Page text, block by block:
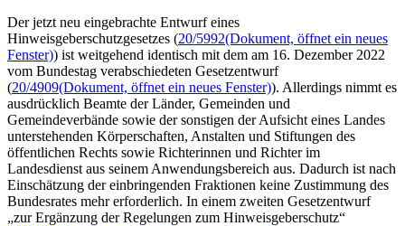
Der jetzt neu eingebrachte Entwurf eines
Hinweisgeberschutzgesetzes (20/5992(Dokument, öffnet ein neues
Fenster)) ist weitgehend identisch mit dem am 16. Dezember 2022
vom Bundestag verabschiedeten Gesetzentwurf
(20/4909(Dokument, öffnet ein neues Fenster)). Allerdings nimmt es
ausdrücklich Beamte der Länder, Gemeinden und
Gemeindeverbände sowie der sonstigen der Aufsicht eines Landes
unterstehenden Körperschaften, Anstalten und Stiftungen des
öffentlichen Rechts sowie Richterinnen und Richter im
Landesdienst aus seinem Anwendungsbereich aus. Dadurch ist nach
Einschätzung der einbringenden Fraktionen keine Zustimmung des
Bundesrates mehr erforderlich. In einem zweiten Gesetzentwurf
„zur Ergänzung der Regelungen zum Hinweisgeberschutz“